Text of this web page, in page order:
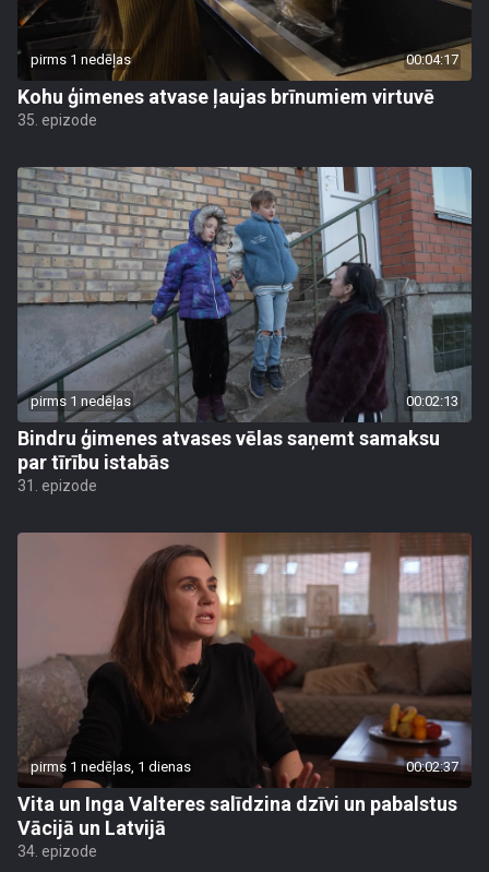
pirms 1 nedēļas 00:04:17
Kohu ģimenes atvase ļaujas brīnumiem virtuvē
35. epizode
pirms 1 nedēļas 00:02:13
Bindru ģimenes atvases vēlas saņemt samaksu
par tīrību istabās
31. epizode
pirms 1 nedēļas, 1 dienas 00:02:37
Vita un Inga Valteres salīdzina dzīvi un pabalstus
Vācijā un Latvijā
34. epizode